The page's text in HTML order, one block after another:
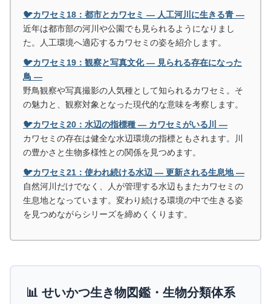
🐦カワセミ18：都市とカワセミ ― 人工河川に生きる青 ―
近年は都市部の河川や公園でも見られるようになりまし
た。人工環境へ適応するカワセミの姿を紹介します。
🐦カワセミ19：観察と写真文化 ― 見られる存在になった
鳥 ―
野鳥観察や写真撮影の人気種として知られるカワセミ。そ
の魅力と、観察対象となった現代的な意味を考察します。
🐦カワセミ20：水辺の指標種 ― カワセミがいる川 ―
カワセミの存在は健全な水辺環境の指標ともされます。川
の豊かさと生物多様性との関係を見つめます。
🐦カワセミ21：使われ続ける水辺 ― 更新される生息地 ―
自然河川だけでなく、人が管理する水辺もまたカワセミの
生息地となっています。変わり続ける環境の中で生きる姿
を見つめながらシリーズを締めくくります。
📊 せいかつ生き物図鑑・生物分類体系